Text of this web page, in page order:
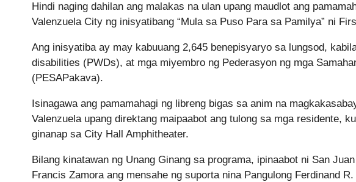
Hindi naging dahilan ang malakas na ulan upang maudlot ang
Valenzuela City ng inisyatibang “Mula sa Puso Para sa Pamilya” ni
Ang inisyatiba ay may kabuuang 2,645 benepisyaryo sa lungsod,
disabilities (PWDs), at mga miyembro ng Pederasyon ng mga
(PESAPakava).
Isinagawa ang pamamahagi ng libreng bigas sa anim na
Valenzuela upang direktang maipaabot ang tulong sa mga residente,
ginanap sa City Hall Amphitheater.
Bilang kinatawan ng Unang Ginang sa programa, ipinaabot ni San
Francis Zamora ang mensahe ng suporta nina Pangulong Ferdinand